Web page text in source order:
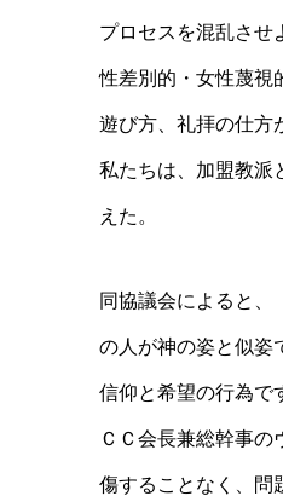
プロセスを混乱させ
性差別的・女性蔑視
遊び方、 礼拝の仕方
私たちは、 加盟教派
えた。
同協議会によると、
の人が神の姿と似姿
信仰と希望の行為で
ＣＣ会長兼総幹事の
傷することなく、問